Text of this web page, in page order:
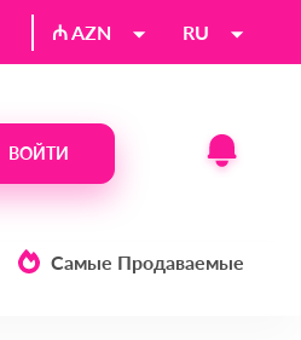
₼ AZN RU
ВОЙТИ
Самые Продаваемые